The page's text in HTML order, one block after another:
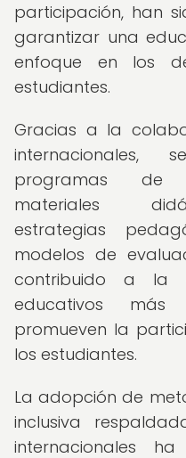
participación, han
garantizar una
enfoque en los
estudiantes.
Gracias a la
internacionales,
programas de
materiales
estrategias
modelos de
contribuido a la
educativos
promueven la
los estudiantes.
La adopción de
inclusiva
internacionales